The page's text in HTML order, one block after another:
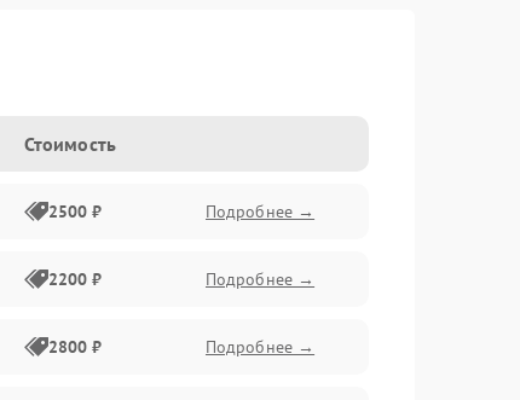
Стоимость
2500 ₽ Подробнее →
2200 ₽ Подробнее →
2800 ₽ Подробнее →